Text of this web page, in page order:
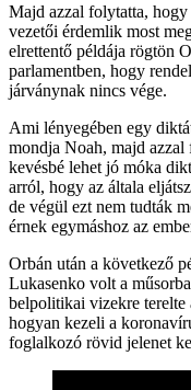
Majd azzal folytatta,
vezetői érdemlik most
elrettentő példája rögtön
parlamentben, hogy
járványnak nincs vége.
Ami lényegében egy
mondja Noah, majd
kevésbé lehet jó móka
arról, hogy az általa
de végül ezt nem tudták
érnek egymáshoz az
Orbán után a következő
Lukasenko volt a
belpolitikai vizekre terelte
hogyan kezeli a
foglalkozó rövid jelenet